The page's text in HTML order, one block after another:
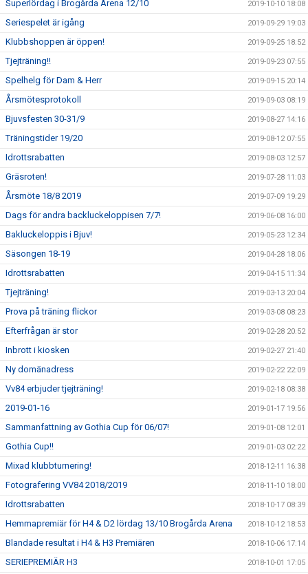
Superlördag i Brogårda Arena 12/10 2019-10-10 18:08
Seriespelet är igång 2019-09-29 19:03
Klubbshoppen är öppen! 2019-09-25 18:52
Tjejträning!! 2019-09-23 07:55
Spelhelg för Dam & Herr 2019-09-15 20:14
Årsmötesprotokoll 2019-09-03 08:19
Bjuvsfesten 30-31/9 2019-08-27 14:16
Träningstider 19/20 2019-08-12 07:55
Idrottsrabatten 2019-08-03 12:57
Gräsroten! 2019-07-28 11:03
Årsmöte 18/8 2019 2019-07-09 19:29
Dags för andra backluckeloppisen 7/7! 2019-06-08 16:00
Bakluckeloppis i Bjuv! 2019-05-23 12:34
Säsongen 18-19 2019-04-28 18:06
Idrottsrabatten 2019-04-15 11:34
Tjejträning! 2019-03-13 20:04
Prova på träning flickor 2019-03-08 08:23
Efterfrågan är stor 2019-02-28 20:52
Inbrott i kiosken 2019-02-27 21:40
Ny domänadress 2019-02-22 22:09
Vv84 erbjuder tjejträning! 2019-02-18 08:38
2019-01-16 2019-01-17 19:56
Sammanfattning av Gothia Cup för 06/07! 2019-01-08 12:01
Gothia Cup!! 2019-01-03 02:22
Mixad klubbturnering! 2018-12-11 16:38
Fotografering VV84 2018/2019 2018-11-10 18:00
Idrottsrabatten 2018-10-17 08:39
Hemmapremiär för H4 & D2 lördag 13/10 Brogårda Arena 2018-10-12 18:53
Blandade resultat i H4 & H3 Premiären 2018-10-06 17:14
SERIEPREMIÄR H3 2018-10-01 17:05